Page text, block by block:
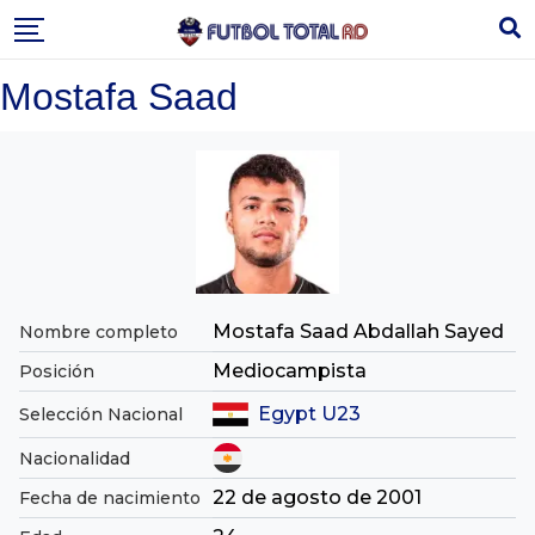
to
Mostafa Saad
Nombre completo Mostafa Saad Abdallah Sayed
Posición Mediocampista
Selección Nacional Egypt U23
Nacionalidad
Fecha de nacimiento
22 de agosto de 2001